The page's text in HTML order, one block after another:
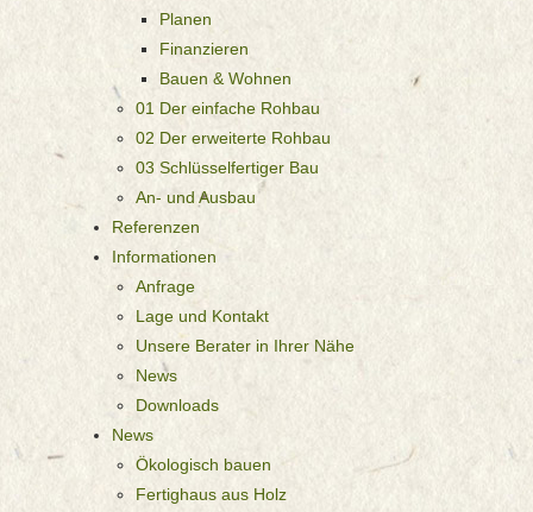
Planen
Finanzieren
Bauen & Wohnen
01 Der einfache Rohbau
02 Der erweiterte Rohbau
03 Schlüsselfertiger Bau
An- und Ausbau
Referenzen
Informationen
Anfrage
Lage und Kontakt
Unsere Berater in Ihrer Nähe
News
Downloads
News
Ökologisch bauen
Fertighaus aus Holz